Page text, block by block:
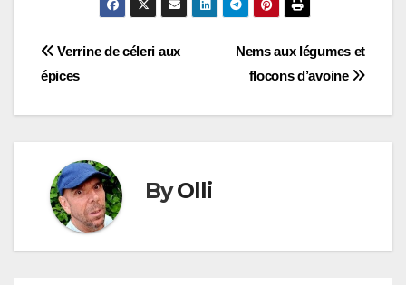
Navigation
de
Nems aux légumes et
flocons d’avoine
Verrine de céleri aux
épices
ByOlli